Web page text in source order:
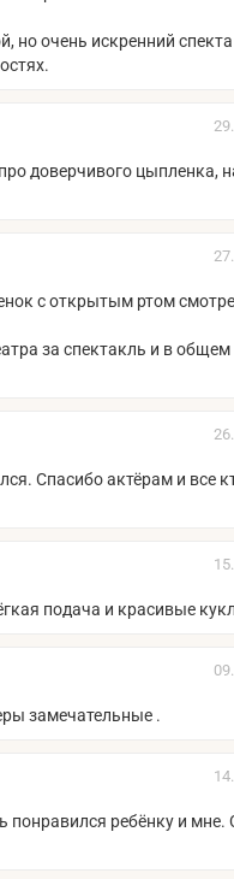
но очень искренний
доверчивого цыпленка,
с открытым ртом
за спектакль и в
Спасибо актёрам и все
подача и красивые
замечательные .
понравился ребёнку и мне.